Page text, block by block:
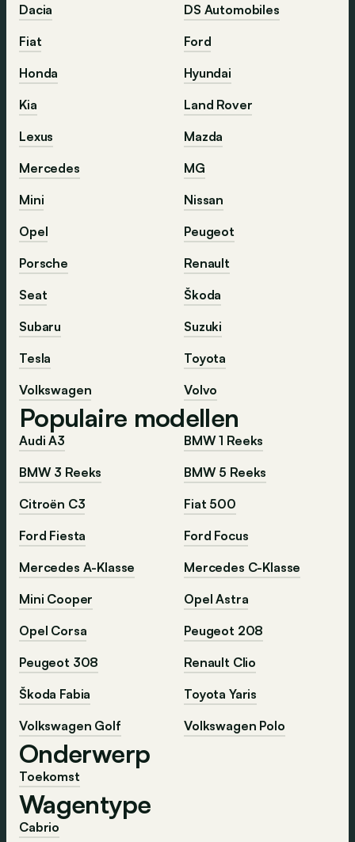
Dacia
DS Automobiles
Fiat
Ford
Honda
Hyundai
Kia
Land Rover
Lexus
Mazda
Mercedes
MG
Mini
Nissan
Opel
Peugeot
Porsche
Renault
Seat
Škoda
Subaru
Suzuki
Tesla
Toyota
Volkswagen
Volvo
Populaire modellen
Audi A3
BMW 1 Reeks
BMW 3 Reeks
BMW 5 Reeks
Citroën C3
Fiat 500
Ford Fiesta
Ford Focus
Mercedes A-Klasse
Mercedes C-Klasse
Mini Cooper
Opel Astra
Opel Corsa
Peugeot 208
Peugeot 308
Renault Clio
Škoda Fabia
Toyota Yaris
Volkswagen Golf
Volkswagen Polo
Onderwerp
Toekomst
Wagentype
Cabrio